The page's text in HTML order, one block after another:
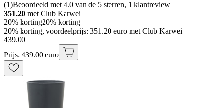
(1)Beoordeeld met 4.0 van de 5 sterren, 1 klantreview
351.20 met Club Karwei
20% korting20% korting
20% korting, voordeelprijs: 351.20 euro met Club Karwei
439.00
Prijs: 439.00 euro